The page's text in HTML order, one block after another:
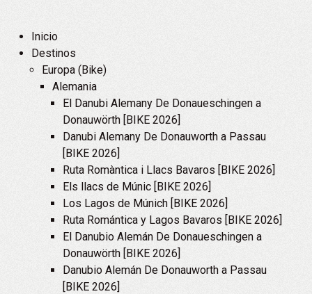
Inicio
Destinos
Europa (Bike)
Alemania
El Danubi Alemany De Donaueschingen a
Donauwörth [BIKE 2026]
Danubi Alemany De Donauworth a Passau
[BIKE 2026]
Ruta Romàntica i Llacs Bavaros [BIKE 2026]
Els llacs de Múnic [BIKE 2026]
Los Lagos de Múnich [BIKE 2026]
Ruta Romántica y Lagos Bavaros [BIKE 2026]
El Danubio Alemán De Donaueschingen a
Donauwörth [BIKE 2026]
Danubio Alemán De Donauworth a Passau
[BIKE 2026]